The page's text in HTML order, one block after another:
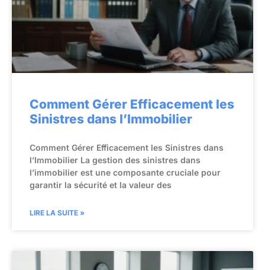
Comment Gérer Efficacement les
Sinistres dans l’Immobilier
Comment Gérer Efficacement les Sinistres dans
l’Immobilier La gestion des sinistres dans
l’immobilier est une composante cruciale pour
garantir la sécurité et la valeur des
LIRE LA SUITE »